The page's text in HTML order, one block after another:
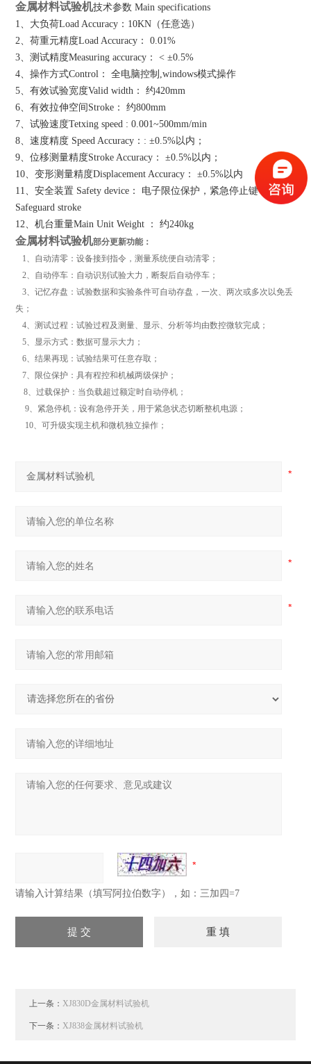
金属材料试验机技术参数 Main specifications
1、大负荷Load Accuracy：10KN（任意选）
2、荷重元精度Load Accuracy： 0.01%
3、测试精度Measuring accuracy： < ±0.5%
4、操作方式Control： 全电脑控制,windows模式操作
5、有效试验宽度Valid width： 约420mm
6、有效拉伸空间Stroke： 约800mm
7、试验速度Tetxing speed : 0.001~500mm/min
8、速度精度 Speed Accuracy：: ±0.5%以内；
9、位移测量精度Stroke Accuracy： ±0.5%以内；
10、变形测量精度Displacement Accuracy： ±0.5%以内
11、安全装置 Safety device： 电子限位保护，紧急停止键
Safeguard stroke
12、机台重量Main Unit Weight ： 约240kg
金属材料试验机部分更新功能：
1、自动清零：设备接到指令，测量系统便自动清零；
2、自动停车：自动识别试验大力，断裂后自动停车；
3、记忆存盘：试验数据和实验条件可自动存盘，一次、两次或多次以免丢
失；
4、测试过程：试验过程及测量、显示、分析等均由数控微软完成；
5、显示方式：数据可显示大力；
6、结果再现：试验结果可任意存取；
7、限位保护：具有程控和机械两级保护；
8、过载保护：当负载超过额定时自动停机；
9、紧急停机：设有急停开关，用于紧急状态切断整机电源；
10、可升级实现主机和微机独立操作；
请输入计算结果（填写阿拉伯数字），如：三加四=7
上一条：XJ830D金属材料试验机
下一条：XJ838金属材料试验机